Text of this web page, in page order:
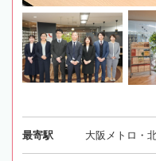
最寄駅 大阪メトロ・